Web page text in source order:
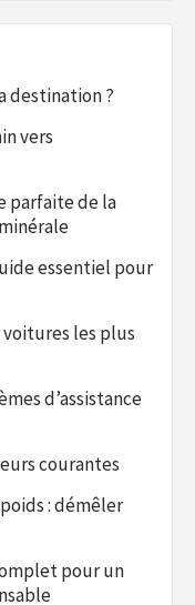
destination ?
vers
parfaite de la
essentiel pour
voitures les plus
d’assistance
courantes
: démêler
pour un